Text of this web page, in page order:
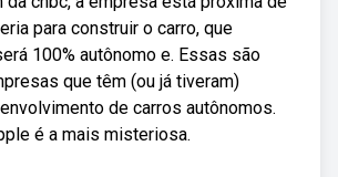
para construir o carro, que
100% autônomo e. Essas são
que têm (ou já tiveram)
de carros autônomos.
é a mais misteriosa.